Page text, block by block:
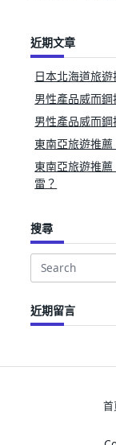
近期文章
日本北海道旅
男性產品威而
男性產品威而
東南亞旅遊推
東南亞旅遊推
雷？
搜尋
Search
近期留言
首